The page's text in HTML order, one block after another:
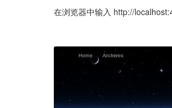
在浏览器中输入 http://